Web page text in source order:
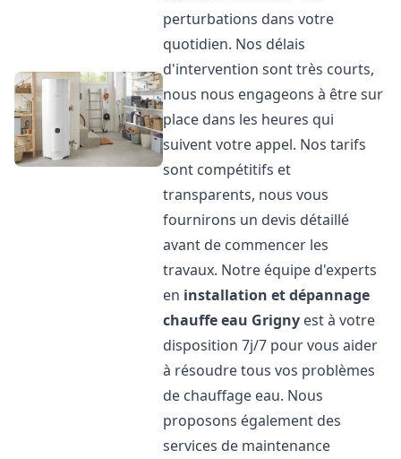
perturbations dans votre
quotidien. Nos délais
d'intervention sont très courts,
nous nous engageons à être sur
place dans les heures qui
suivent votre appel. Nos tarifs
sont compétitifs et
transparents, nous vous
fournirons un devis détaillé
avant de commencer les
travaux. Notre équipe d'experts
en installation et dépannage
chauffe eau Grigny est à votre
disposition 7j/7 pour vous aider
à résoudre tous vos problèmes
de chauffage eau. Nous
proposons également des
services de maintenance